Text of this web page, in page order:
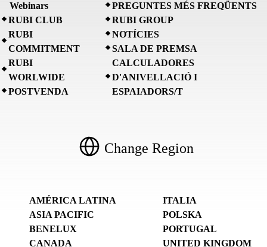
Webinars
RUBI CLUB
RUBI
COMMITMENT
RUBI
WORLWIDE
POSTVENDA
PREGUNTES MÉS FREQÜENTS
RUBI GROUP
NOTÍCIES
SALA DE PREMSA
CALCULADORES
D'ANIVELLACIÓ I
ESPAIADORS/T
Change Region
AMÉRICA LATINA
ASIA PACIFIC
BENELUX
CANADA
ITALIA
POLSKA
PORTUGAL
UNITED KINGDOM